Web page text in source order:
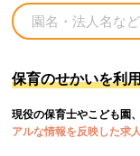
保育のせかいを利
現役の保育士やこども園
アルな情報を反映した求